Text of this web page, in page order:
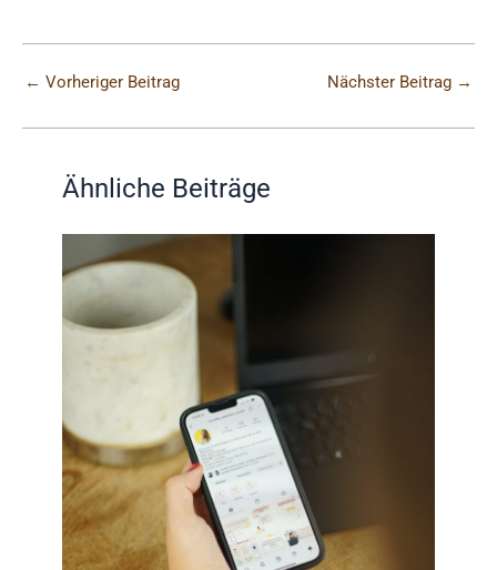
← Vorheriger Beitrag Nächster Beitrag →
Ähnliche Beiträge